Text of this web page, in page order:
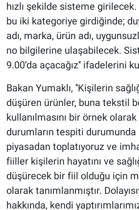
hızlı şekilde sisteme girilecek.
bu iki kategoriye girdiğinde;
adı, marka, ürün adı,
no bilgilerine ulaşabilecek.
9.00’da açacağız'' ifadelerini
Bakan Yumaklı, ''Kişilerin
düşüren ürünler, buna tekstil
kullanılmasını bir örnek
durumların tespiti
piyasadan toplatıyoruz ve
fiiller kişilerin hayatını ve
düşürecek bir fiil olduğu için
olarak tanımlanmıştır.
hakkında, kendi